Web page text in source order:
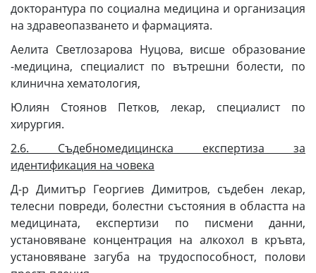
докторантура по социална медицина и организация
на здравеопазването и фармацията.
Аелита Светлозарова Нуцова, висше образование
-медицина, специалист по вътрешни болести, по
клинична хематология,
Юлиян Стоянов Петков, лекар, специалист по
хирургия.
2.6. Съдебномедицинска експертиза за
идентификация на човека
Д-р Димитър Георгиев Димитров, съдебен лекар,
телесни повреди, болестни състояния в областта на
медицината, експертизи по писмени данни,
установяване концентрация на алкохол в кръвта,
установяване загуба на трудоспособност, полови